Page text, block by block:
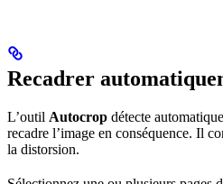
Recadrer
L’outil Autocrop détecte
recadre l’image en conséquence. Il
la distorsion.